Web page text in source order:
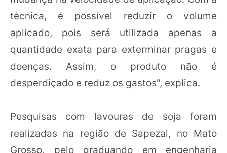
técnica, é possível reduzir o volume
aplicado, pois será utilizada apenas a
quantidade exata para exterminar pragas e
doenças. Assim, o produto não é
desperdiçado e reduz os gastos", explica.
Pesquisas com lavouras de soja foram
realizadas na região de Sapezal, no Mato
Grosso, pelo graduando em engenharia